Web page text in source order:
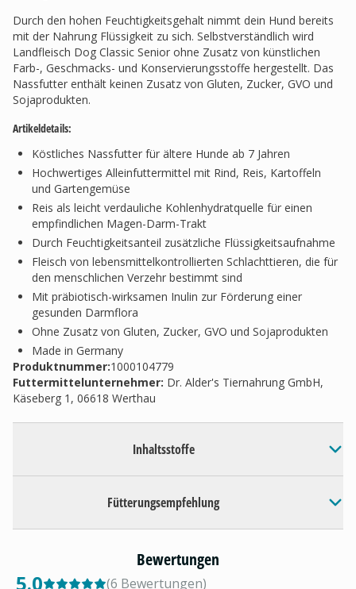
Durch den hohen Feuchtigkeitsgehalt nimmt dein Hund bereits
mit der Nahrung Flüssigkeit zu sich. Selbstverständlich wird
Landfleisch Dog Classic Senior ohne Zusatz von künstlichen
Farb-, Geschmacks- und Konservierungsstoffe hergestellt. Das
Nassfutter enthält keinen Zusatz von Gluten, Zucker, GVO und
Sojaprodukten.
Artikeldetails:
Köstliches Nassfutter für ältere Hunde ab 7 Jahren
Hochwertiges Alleinfuttermittel mit Rind, Reis, Kartoffeln
und Gartengemüse
Reis als leicht verdauliche Kohlenhydratquelle für einen
empfindlichen Magen-Darm-Trakt
Durch Feuchtigkeitsanteil zusätzliche Flüssigkeitsaufnahme
Fleisch von lebensmittelkontrollierten Schlachttieren, die für
den menschlichen Verzehr bestimmt sind
Mit präbiotisch-wirksamen Inulin zur Förderung einer
gesunden Darmflora
Ohne Zusatz von Gluten, Zucker, GVO und Sojaprodukten
Made in Germany
Produktnummer:1000104779
Futtermittelunternehmer: Dr. Alder's Tiernahrung GmbH,
Käseberg 1, 06618 Werthau
Inhaltsstoffe
Fütterungsempfehlung
Bewertungen
5.0 (6 Bewertungen)